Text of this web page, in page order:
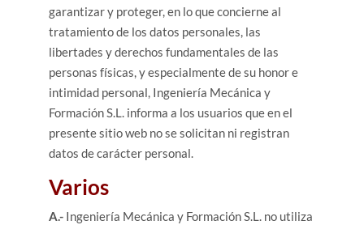
garantizar y proteger, en lo que concierne al
tratamiento de los datos personales, las
libertades y derechos fundamentales de las
personas físicas, y especialmente de su honor e
intimidad personal, Ingeniería Mecánica y
Formación S.L. informa a los usuarios que en el
presente sitio web no se solicitan ni registran
datos de carácter personal.
Varios
A.-Ingeniería Mecánica y Formación S.L. no utiliza